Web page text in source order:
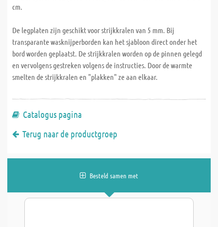
cm.
De legplaten zijn geschikt voor strijkkralen van 5 mm. Bij
transparante wasknijperborden kan het sjabloon direct onder het
bord worden geplaatst. De strijkkralen worden op de pinnen gelegd
en vervolgens gestreken volgens de instructies. Door de warmte
smelten de strijkkralen en "plakken" ze aan elkaar.
Catalogus pagina
Terug naar de productgroep
Besteld samen met